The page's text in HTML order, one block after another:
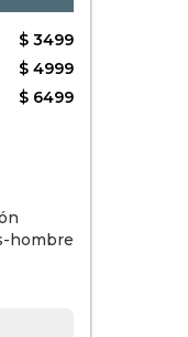
$ 3499
$ 4999
$ 6499
hombre